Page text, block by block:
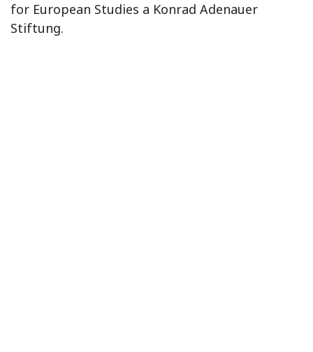
for European Studies a Konrad Adenauer
Stiftung.